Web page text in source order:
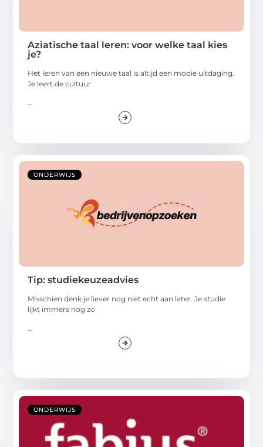
Aziatische taal leren: voor welke taal kies
je?
Het leren van een nieuwe taal is altijd een mooie uitdaging.
Je leert de cultuur
...
ONDERWIJS
Tip: studiekeuzeadvies
Misschien denk je liever nog niet echt aan later. Je studie
lijkt immers nog zo
...
ONDERWIJS